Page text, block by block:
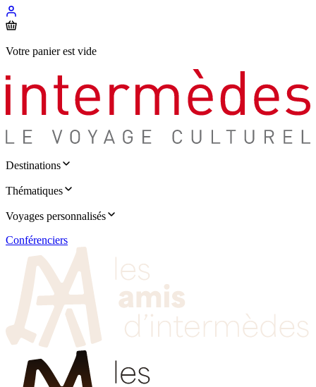
Votre panier est vide
Destinations
Thématiques
Voyages personnalisés
Conférenciers